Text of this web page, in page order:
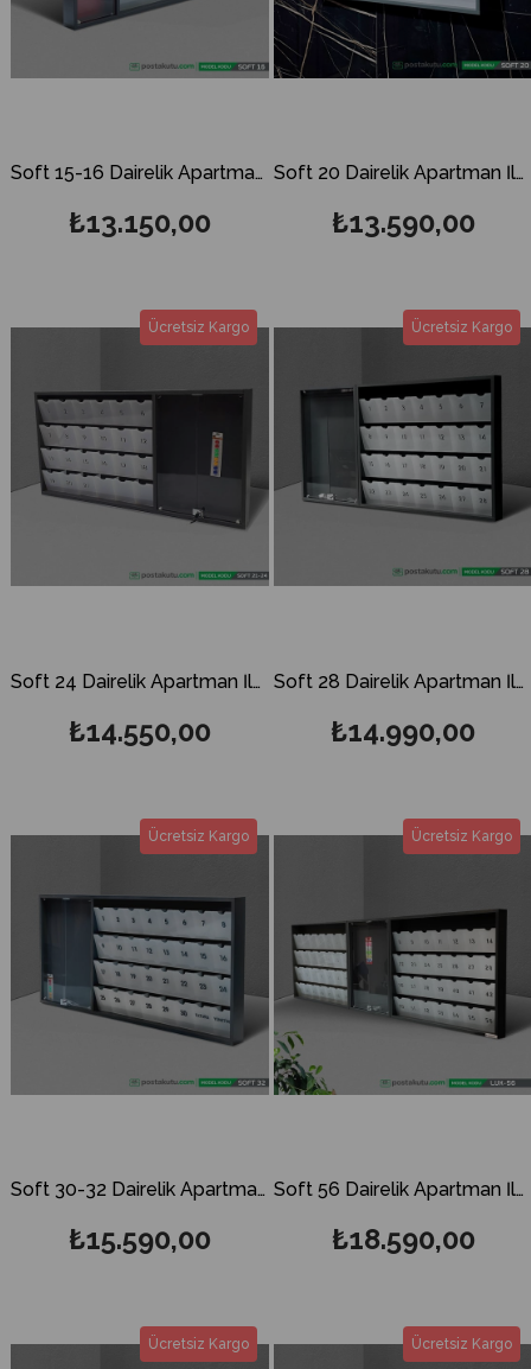
Soft 15-16 Dairelik Apartman İlan Panosu ve Posta Kutusu
₺13.150,00
Soft 20 Dairelik Apartman İlan Panosu ve Posta Kutusu
₺13.590,00
Soft 24 Dairelik Apartman İlan Panosu ve Posta Kutusu
₺14.550,00
Ücretsiz Kargo
Soft 28 Dairelik Apartman İlan Panosu ve Posta Kutusu
₺14.990,00
Ücretsiz Kargo
Soft 30-32 Dairelik Apartman İlan Panosu ve Posta Kutusu
₺15.590,00
Ücretsiz Kargo
Soft 56 Dairelik Apartman İlan Panosu ve Posta Kutusu
₺18.590,00
Ücretsiz Kargo
Ücretsiz Kargo Ücretsiz Kargo